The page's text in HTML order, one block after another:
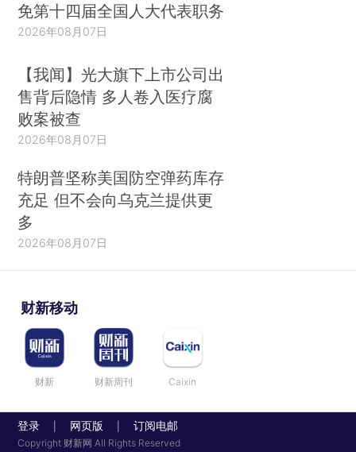
免第十四届全国人大代表职务
2026年08月07日
【我闻】光大旗下上市公司出
售背后隐情 多人卷入医疗腐
败案被查
2026年08月07日
特朗普坚称美国防空弹药库存
充足 但不会向乌克兰提供更
多
2026年08月07日
财新移动
财新 财新周刊 Caixin
登录 网页版 订阅电邮
Copyright 财新网 All Rights Reserved